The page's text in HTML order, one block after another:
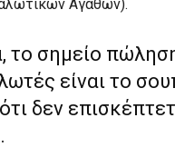
Αγαθών).
το σημείο
είναι το
δεν